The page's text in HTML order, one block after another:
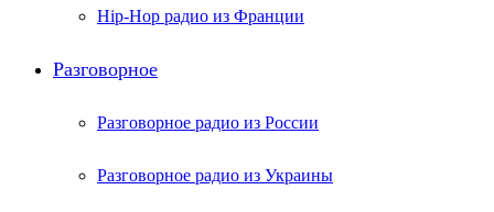
Hip-Hop радио из Франции
Разговорное
Разговорное радио из России
Разговорное радио из Украины